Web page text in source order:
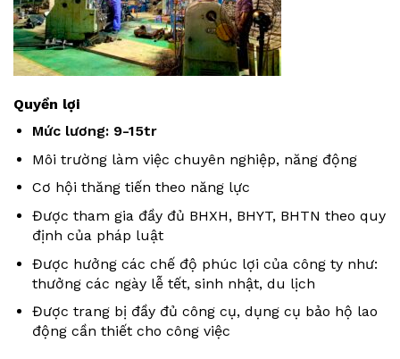
Quyền lợi
Mức lương: 9-15tr
Môi trường làm việc chuyên nghiệp, năng động
Cơ hội thăng tiến theo năng lực
Được tham gia đầy đủ BHXH, BHYT, BHTN theo quy
định của pháp luật
Được hưởng các chế độ phúc lợi của công ty như:
thưởng các ngày lễ tết, sinh nhật, du lịch
Được trang bị đầy đủ công cụ, dụng cụ bảo hộ lao
động cần thiết cho công việc